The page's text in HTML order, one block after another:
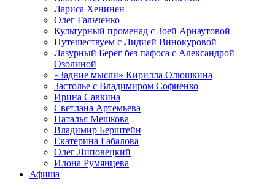
Лариса Хенинен
Олег Гальченко
Культурный променад с Зоей Арнаутовой
Путешествуем с Лидией Винокуровой
Лазурный Берег без пафоса с Александрой
Озолиной
«Задние мысли» Кирилла Олюшкина
Застолье с Владимиром Софиенко
Ирина Савкина
Светлана Артемьева
Наталья Мешкова
Владимир Берштейн
Екатерина Габалова
Олег Липовецкий
Илона Румянцева
Афиша